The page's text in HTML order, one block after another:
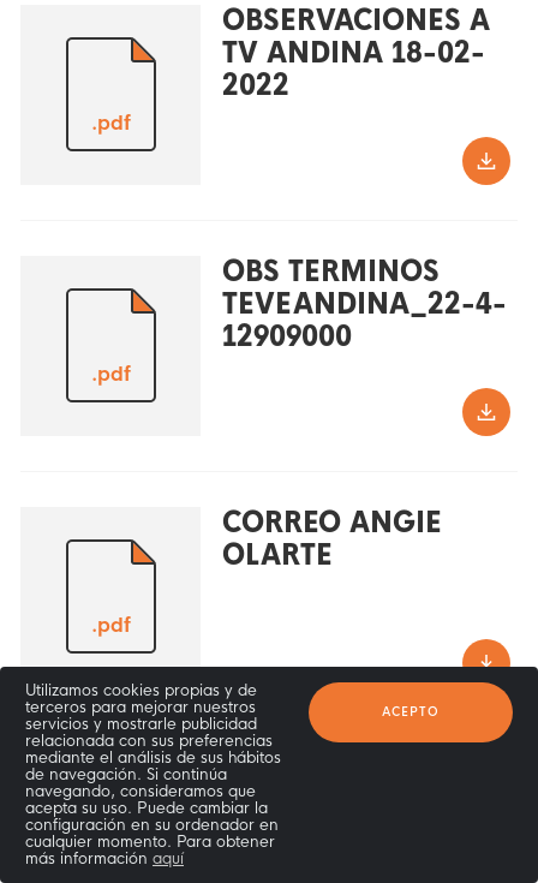
Utilizamos cookies propias y de
terceros para mejorar nuestros
servicios y mostrarle publicidad
relacionada con sus preferencias
mediante el análisis de sus hábitos
de navegación. Si continúa
navegando, consideramos que
acepta su uso. Puede cambiar la
configuración en su ordenador en
cualquier momento. Para obtener
más información aquí
ACEPTO
.pdf
OBSERVACIONES A
TV ANDINA 18-02-
2022
.pdf
OBS TERMINOS
TEVEANDINA_22-4-
12909000
.pdf
CORREO ANGIE
OLARTE
CORREO
OBSERVACIÓN 2